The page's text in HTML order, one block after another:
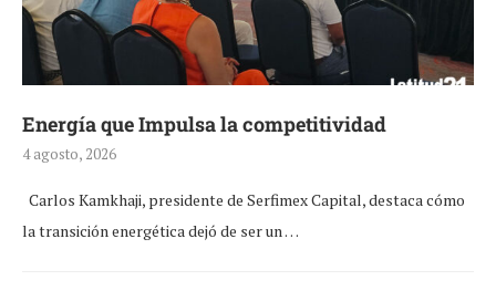
Energía que Impulsa la competitividad
4 agosto, 2026
Carlos Kamkhaji, presidente de Serfimex Capital, destaca cómo
la transición energética dejó de ser un …